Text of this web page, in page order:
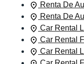
Renta De
Renta De
Car Rental
Car Rental
Car Rental